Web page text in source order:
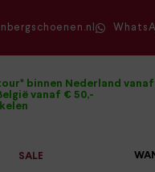
binnen Nederland vanaf
vanaf € 50,-
SALE